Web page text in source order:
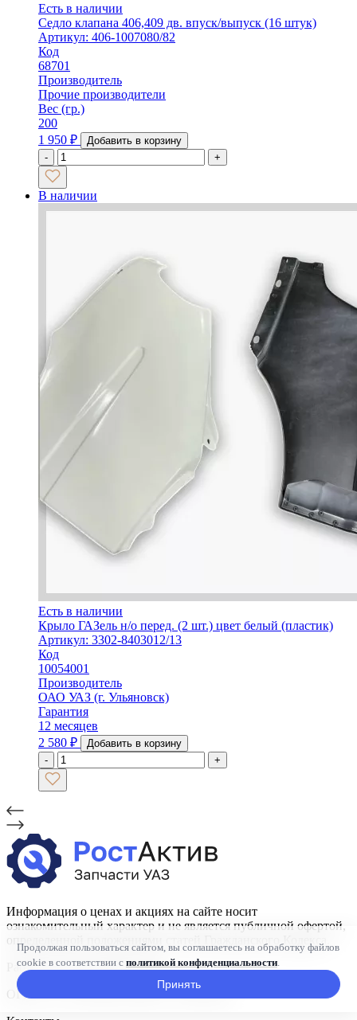
Есть в наличии
Седло клапана 406,409 дв. впуск/выпуск (16 штук)
Артикул: 406-1007080/82
Код
68701
Производитель
Прочие производители
Вес (гр.)
200
1 950 ₽
Добавить в корзину
-
+
В наличии
Есть в наличии
Крыло ГАЗель н/о перед. (2 шт.) цвет белый (пластик)
Артикул: 3302-8403012/13
Код
10054001
Производитель
ОАО УАЗ (г. Ульяновск)
Гарантия
12 месяцев
2 580 ₽
Добавить в корзину
-
+
Информация о ценах и акциях на сайте носит
ознакомительный характер и не является публичной офертой,
определенной положениями статей Гражданского Кодекса.
Работаем Пн-Пт 09:00-17:00.
ОГРН: 1177325022852 ИНН: 7327085439
Продолжая пользоваться сайтом, вы соглашаетесь на обработку файлов
cookie в соответствии с политикой конфиденциальности.
Принять